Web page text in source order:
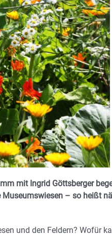
mit Ingrid Göttsberger
– so heißt
und den Feldern? Wofür